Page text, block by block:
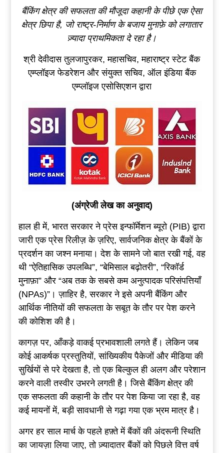
बैंकिंग क्षेत्र की सफलता की मौजूदा कहानी के पीछे एक ऐसा
क्षेत्र छिपा है, जो राष्ट्र-निर्माण के बजाय मुनाफ़े को लगातार
ज़्यादा प्राथमिकता दे रहा है।
श्री देवीदास तुलजापुरकर, महासचिव, महाराष्ट्र स्टेट बैंक
एम्प्लॉइज फेडरेशन और संयुक्त सचिव, ऑल इंडिया बैंक
एम्प्लॉइज एसोसिएशन द्वारा
(अंग्रेजी लेख का अनुवाद)
हाल ही में, भारत सरकार ने प्रेस इन्फॉर्मेशन ब्यूरो (PIB) द्वारा
जारी एक प्रेस रिलीज़ के ज़रिए, सार्वजनिक क्षेत्र के बैंकों के
प्रदर्शन का जश्न मनाया। देश के सामने जो बात रखी गई, वह
थी “ऐतिहासिक उपलब्धि”, “बेमिसाल बढ़ोतरी”, “रिकॉर्ड
मुनाफ़ा” और “अब तक के सबसे कम अनुत्पादक परिसंपत्तियाँ
(NPAs)”। ज़ाहिर है, सरकार ने इसे अपनी बैंकिंग और
आर्थिक नीतियों की सफलता के सबूत के तौर पर पेश करने
की कोशिश की है।
कागज़ पर, आँकड़े वाकई प्रभावशाली लगते हैं। लेकिन जब
कोई आकर्षक प्रस्तुतियों, सांख्यिकीय पैकेजों और मीडिया की
सुर्खियों से परे देखता है, तो एक बिल्कुल ही अलग और परेशान
करने वाली तस्वीर उभरने लगती है। जिसे बैंकिंग क्षेत्र की
एक सफलता की कहानी के तौर पर पेश किया जा रहा है, वह
कई मायनों में, बड़ी सावधानी से गढ़ा गया एक भ्रम मात्र है।
अगर हर साल मार्च के पहले हफ़्ते में बैंकों की अंदरूनी स्थिति
का जायज़ा लिया जाए, तो ज़्यादातर बैंकों को पिछले वित्त वर्ष